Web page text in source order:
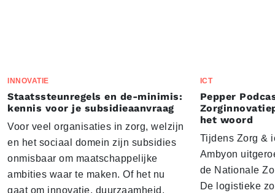
INNOVATIE
Staatssteunregels en de-minimis:
kennis voor je subsidieaanvraag
Voor veel organisaties in zorg, welzijn
en het sociaal domein zijn subsidies
onmisbaar om maatschappelijke
ambities waar te maken. Of het nu
gaat om innovatie, duurzaamheid,
ICT
Pepper
het woord
Tijdens Zorg &
Ambyon
de Nationale
De logistieke